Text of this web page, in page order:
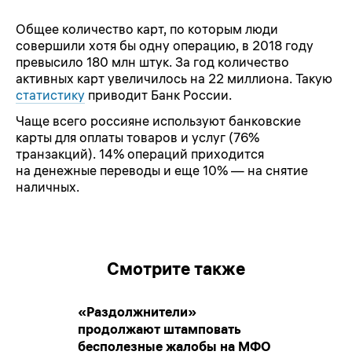
Общее количество карт, по которым люди
совершили хотя бы одну операцию, в 2018 году
превысило 180 млн штук. За год количество
активных карт увеличилось на 22 миллиона. Такую
статистику приводит Банк России.
Чаще всего россияне используют банковские
карты для оплаты товаров и услуг (76%
транзакций). 14% операций приходится
на денежные переводы и еще 10% — на снятие
наличных.
Смотрите также
«Раздолжнители»
продолжают штамповать
бесполезные жалобы на МФО